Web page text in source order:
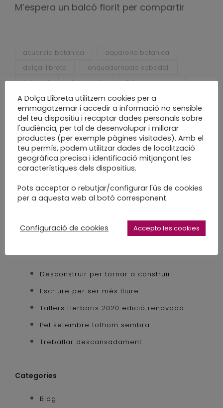
M’espera un balcó florit per compartir
acuarela botanica
aquarel·la botanica
dolça llibreta
enquadernacio sabadell
fet a mà
fet a mida
fet a poc a poc
flors de paper
ginko
handcraft
handmade
monica custodio
new project
paper
papercraft
projecte nou
slow craft
slow made
water color
Desconstruir per tornar a construir
Escriure per ser més lliure
Tallers Herbaris 2020 edició renovada
Pel setembre tothom sembra
Treballar descansadament
Categories
Blog
A Dolça Llibreta utilitzem cookies per a
emmagatzemar i accedir a informació no sensible
del teu dispositiu i recaptar dades personals sobre
l'audiència, per tal de desenvolupar i millorar
productes (per exemple pàgines visitades). Amb el
teu permís, podem utilitzar dades de localització
geogràfica precisa i identificació mitjançant les
característiques dels dispositius.
Pots acceptar o rebutjar/configurar l'ús de cookies
per a aquesta web al botó corresponent.
Configuració de cookies Accepto les cookies